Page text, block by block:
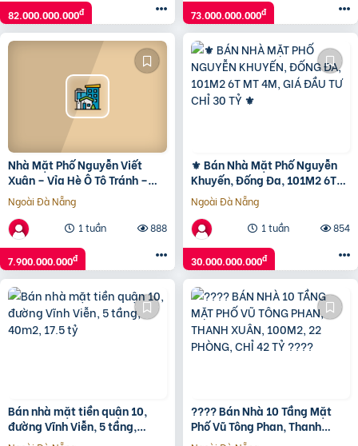
82.000.000.000đ 73.000.000.000đ
Nhà Mặt Phố Nguyễn Viết
Xuân – Vỉa Hè Ô Tô Tránh –
Kinh Doanh Mọi Mặt Hàng
Ngoài Đà Nẵng
1 tuần
888
7.900.000.000đ
⚜️ Bán Nhà Mặt Phố Nguyễn
Khuyến, Đống Đa, 101M2 6T
Mt 4M, Giá Đầu Tư Chỉ 30 Tỷ ⚜️
Ngoài Đà Nẵng
1 tuần
854
30.000.000.000đ
Bán nhà mặt tiền quận 10,
đường Vĩnh Viễn, 5 tầng,
40m2, 17.5 tỷ
???? Bán Nhà 10 Tầng Mặt
Phố Vũ Tông Phan, Thanh
Xuân, 100M2, 22 Phòng, Chỉ